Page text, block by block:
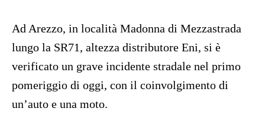
Ad Arezzo, in località Madonna di Mezzastrada
lungo la SR71, altezza distributore Eni, si è
verificato un grave incidente stradale nel primo
pomeriggio di oggi, con il coinvolgimento di
un’auto e una moto.